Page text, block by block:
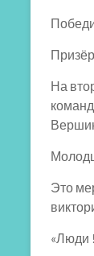
На
Это
«Люди